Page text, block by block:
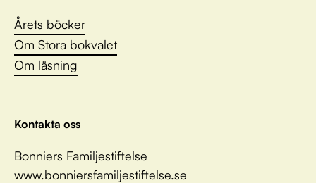
Årets böcker
Om Stora bokvalet
Om läsning
Kontakta oss
Bonniers Familjestiftelse
www.bonniersfamiljestiftelse.se